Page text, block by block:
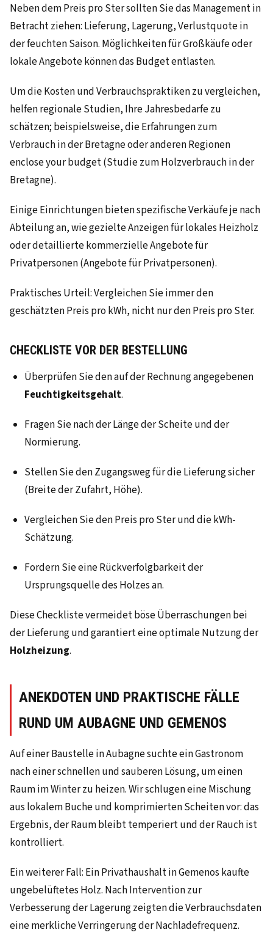
Neben dem Preis pro Ster sollten Sie das Management in
Betracht ziehen: Lieferung, Lagerung, Verlustquote in
der feuchten Saison. Möglichkeiten für Großkäufe oder
lokale Angebote können das Budget entlasten.
Um die Kosten und Verbrauchspraktiken zu vergleichen,
helfen regionale Studien, Ihre Jahresbedarfe zu
schätzen; beispielsweise, die Erfahrungen zum
Verbrauch in der Bretagne oder anderen Regionen
enclose your budget (Studie zum Holzverbrauch in der
Bretagne).
Einige Einrichtungen bieten spezifische Verkäufe je nach
Abteilung an, wie gezielte Anzeigen für lokales Heizholz
oder detaillierte kommerzielle Angebote für
Privatpersonen (Angebote für Privatpersonen).
Praktisches Urteil: Vergleichen Sie immer den
geschätzten Preis pro kWh, nicht nur den Preis pro Ster.
CHECKLISTE VOR DER BESTELLUNG
Überprüfen Sie den auf der Rechnung angegebenen
Feuchtigkeitsgehalt.
Fragen Sie nach der Länge der Scheite und der
Normierung.
Stellen Sie den Zugangsweg für die Lieferung sicher
(Breite der Zufahrt, Höhe).
Vergleichen Sie den Preis pro Ster und die kWh-
Schätzung.
Fordern Sie eine Rückverfolgbarkeit der
Ursprungsquelle des Holzes an.
Diese Checkliste vermeidet böse Überraschungen bei
der Lieferung und garantiert eine optimale Nutzung der
Holzheizung.
ANEKDOTEN UND PRAKTISCHE FÄLLE
RUND UM AUBAGNE UND GEMENOS
Auf einer Baustelle in Aubagne suchte ein Gastronom
nach einer schnellen und sauberen Lösung, um einen
Raum im Winter zu heizen. Wir schlugen eine Mischung
aus lokalem Buche und komprimierten Scheiten vor: das
Ergebnis, der Raum bleibt temperiert und der Rauch ist
kontrolliert.
Ein weiterer Fall: Ein Privathaushalt in Gemenos kaufte
ungebelüftetes Holz. Nach Intervention zur
Verbesserung der Lagerung zeigten die Verbrauchsdaten
eine merkliche Verringerung der Nachladefrequenz.